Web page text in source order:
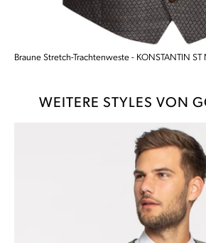
Braune Stretch-Trachtenweste - KONSTANTIN ST
WEITERE STYLES VON